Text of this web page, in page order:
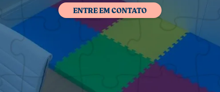
ENTRE EM CONTATO